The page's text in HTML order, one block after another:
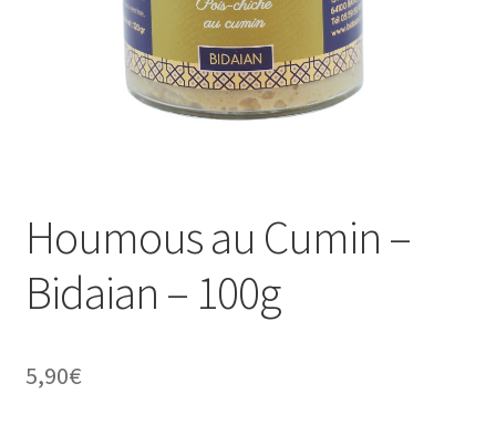
Houmous au Cumin –
Bidaian – 100g
5,90€